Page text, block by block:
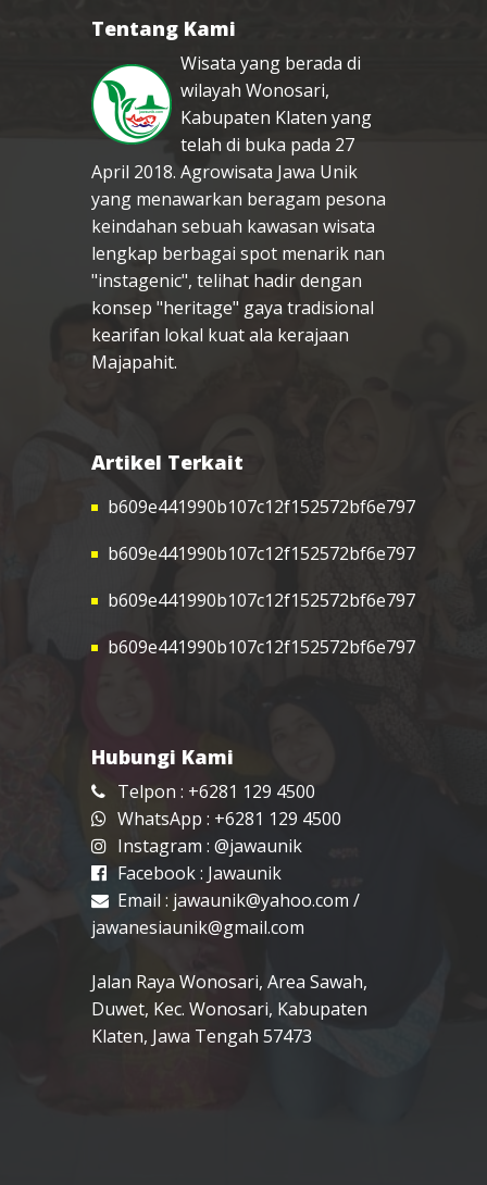
Tentang Kami
Wisata yang berada di
wilayah Wonosari,
Kabupaten Klaten yang
telah di buka pada 27
April 2018. Agrowisata Jawa Unik
yang menawarkan beragam pesona
keindahan sebuah kawasan wisata
lengkap berbagai spot menarik nan
"instagenic", telihat hadir dengan
konsep "heritage" gaya tradisional
kearifan lokal kuat ala kerajaan
Majapahit.
Artikel Terkait
b609e441990b107c12f152572bf6e797
b609e441990b107c12f152572bf6e797
b609e441990b107c12f152572bf6e797
b609e441990b107c12f152572bf6e797
Hubungi Kami
Telpon : +6281 129 4500
WhatsApp : +6281 129 4500
Instagram : @jawaunik
Facebook : Jawaunik
Email : jawaunik@yahoo.com /
jawanesiaunik@gmail.com
Jalan Raya Wonosari, Area Sawah,
Duwet, Kec. Wonosari, Kabupaten
Klaten, Jawa Tengah 57473